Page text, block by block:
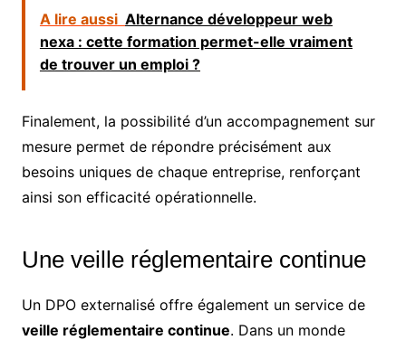
A lire aussi Alternance développeur web
nexa : cette formation permet-elle vraiment
de trouver un emploi ?
Finalement, la possibilité d’un accompagnement sur
mesure permet de répondre précisément aux
besoins uniques de chaque entreprise, renforçant
ainsi son efficacité opérationnelle.
Une veille réglementaire continue
Un DPO externalisé offre également un service de
veille réglementaire continue. Dans un monde